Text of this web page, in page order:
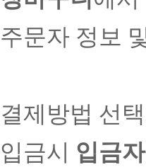
주문자 정보
결제방법 선택
입금시 입금